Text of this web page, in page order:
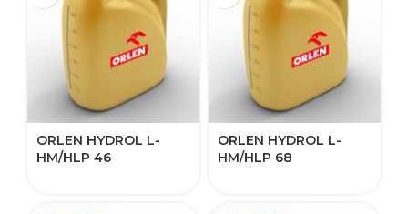
ORLEN HYDROL L-
HM/HLP​ 46
ORLEN HYDROL L-
HM/HLP​ 68